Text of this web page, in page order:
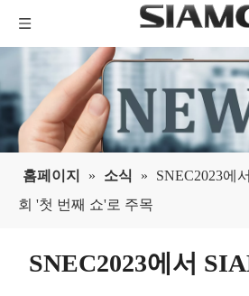
홈페이지 » 소식 »
SNEC2023에
회 '첫 번째 쇼'로 주목
SNEC2023에서